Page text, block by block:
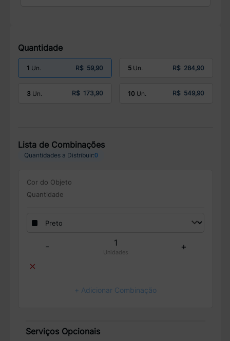
Quantidade
1 R$ 59,90
3 R$ 173,90
5 R$ 284,90
10 R$ 549,90
Lista de Combinações
Quantidades a Distribuir:0
Cor do Objeto
Quantidade
-
Unidades
+
×
+ Adicionar Combinação
Serviços Opcionais